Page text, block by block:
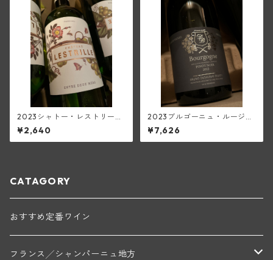
2023シャトー・レストリー
ユ・ブラン(アントル・ドゥ
ー・メール)
¥2,640
2023ブルゴーニュ・ルージュ
(ブリューノ・デゾネイ・ビセ
イ)
¥7,626
CATAGORY
おすすめ定番ワイン
フランス╱シャンパーニュ地方